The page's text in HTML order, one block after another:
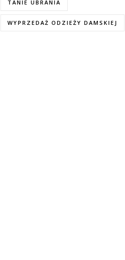
TANIE UBRANIA
WYPRZEDAŻ ODZIEŻY DAMSKIEJ